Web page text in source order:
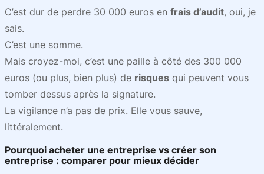
C’est dur de perdre 30 000 euros en frais d’audit, oui, je
sais.
C’est une somme.
Mais croyez-moi, c’est une paille à côté des 300 000
euros (ou plus, bien plus) de risques qui peuvent vous
tomber dessus après la signature.
La vigilance n’a pas de prix. Elle vous sauve,
littéralement.
Pourquoi acheter une entreprise vs créer son
entreprise : comparer pour mieux décider